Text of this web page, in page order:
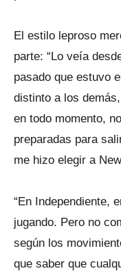
El estilo leproso
parte: “Lo veía
pasado que estuvo
distinto a los
en todo momento,
preparadas para
me hizo elegir a
“En Independiente,
jugando. Pero no
según los
que saber que